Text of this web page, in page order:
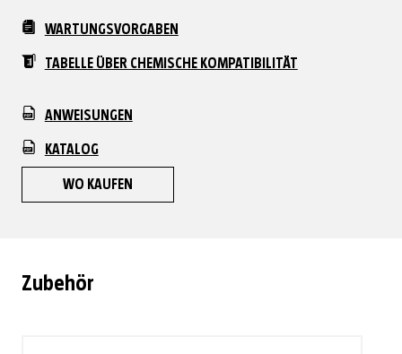
WARTUNGSVORGABEN
TABELLE ÜBER CHEMISCHE KOMPATIBILITÄT
ANWEISUNGEN
KATALOG
WO KAUFEN
Zubehör